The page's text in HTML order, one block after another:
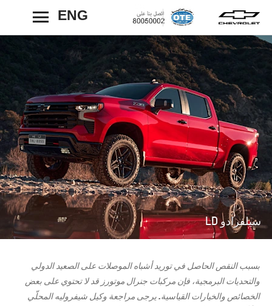
ENG رجوع
سيلفرادو LD
بسبب النقص الحاصل في توريد أشباه الموصلات على الصعيد الدولي
والتحديات البرمجية، فإن مركبات جنرال موتورز قد لا تحتوي على بعض
الخصائص والخيارات القياسية. يرجى مراجعة وكيل شيفروليه المحلّي